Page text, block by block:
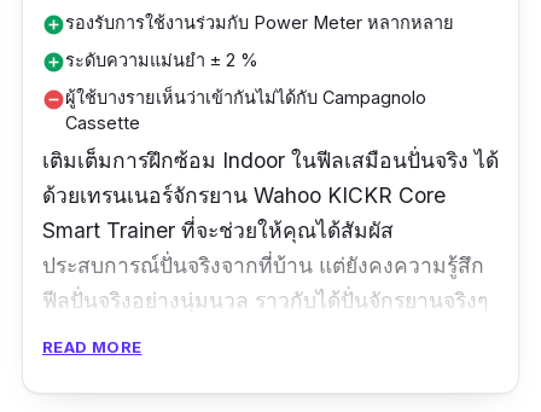
add_circleรองรับการใช้งานร่วมกับ Power Meter หลากหลาย
add_circleระดับความแม่นยำ ± 2 %
remove_circleผู้ใช้บางรายเห็นว่าเข้ากันไม่ได้กับ Campagnolo
Cassette
เติมเต็มการฝึกซ้อม Indoor ในฟีลเสมือนปั่นจริง ได้
ด้วยเทรนเนอร์จักรยาน Wahoo KICKR Core
Smart Trainer ที่จะช่วยให้คุณได้สัมผัส
ประสบการณ์ปั่นจริงจากที่บ้าน แต่ยังคงความรู้สึก
ฟีลปั่นจริงอย่างนุ่มนวล ราวกับได้ปั่นจักรยานจริงๆ
READ MORE